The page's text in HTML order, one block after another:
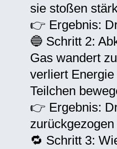
sie stoßen
👉 Ergebnis:
🔵 Schritt 2:
Gas wandert
verliert Energie
Teilchen
👉 Ergebnis:
zurückgezogen
🔁 Schritt 3: